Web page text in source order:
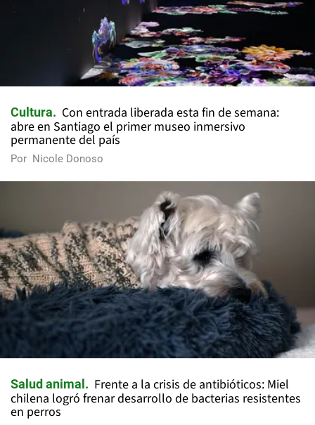
Cultura
Con entrada liberada esta fin de semana:
abre en Santiago el primer museo inmersivo
permanente del país
Por Nicole Donoso
Salud animal
Frente a la crisis de antibióticos: Miel
chilena logró frenar desarrollo de bacterias resistentes
en perros